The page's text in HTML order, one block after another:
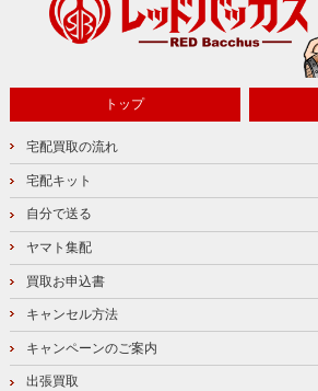
トップ
宅配買取の流れ
宅配キット
自分で送る
ヤマト集配
買取お申込書
キャンセル方法
キャンペーンのご案内
出張買取